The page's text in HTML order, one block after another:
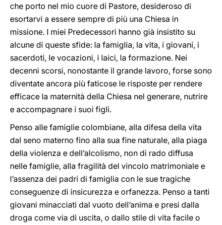
che porto nel mio cuore di Pastore, desideroso di
esortarvi a essere sempre di più una Chiesa in
missione. I miei Predecessori hanno già insistito su
alcune di queste sfide: la famiglia, la vita, i giovani, i
sacerdoti, le vocazioni, i laici, la formazione. Nei
decenni scorsi, nonostante il grande lavoro, forse sono
diventate ancora più faticose le risposte per rendere
efficace la maternità della Chiesa nel generare, nutrire
e accompagnare i suoi figli.
Penso alle famiglie colombiane, alla difesa della vita
dal seno materno fino alla sua fine naturale, alla piaga
della violenza e dell’alcolismo, non di rado diffusa
nelle famiglie, alla fragilità del vincolo matrimoniale e
l’assenza dei padri di famiglia con le sue tragiche
conseguenze di insicurezza e orfanezza. Penso a tanti
giovani minacciati dal vuoto dell’anima e presi dalla
droga come via di uscita, o dallo stile di vita facile o